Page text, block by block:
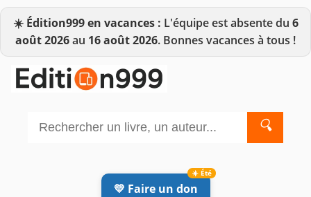
☀️ Édition999 en vacances : L'équipe est absente du 6
août 2026au 16 août 2026. Bonnes vacances à tous !
🔍
💛 Faire un don